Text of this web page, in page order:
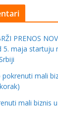
PRENOS
5. maja startuju
pokrenuti mali
mali biznis